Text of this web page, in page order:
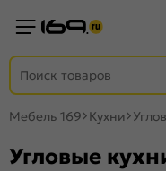
Мебель 169 Кухни
Угловые